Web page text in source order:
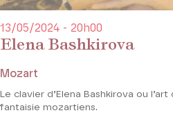
Elena Bashkirova
13/05/2024 - 20h00
Mozart
Le clavier d’Elena Bashkirova ou
fantaisie mozartiens.